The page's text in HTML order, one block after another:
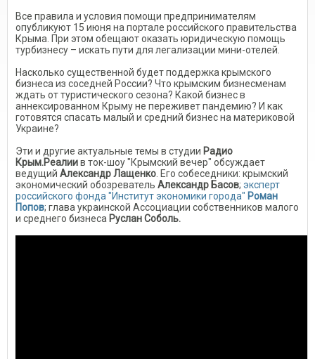
Все правила и условия помощи предпринимателям
опубликуют 15 июня на портале российского правительства
Крыма. При этом обещают оказать юридическую помощь
турбизнесу – искать пути для легализации мини-отелей.
Насколько существенной будет поддержка крымского
бизнеса из соседней России? Что крымским бизнесменам
ждать от туристического сезона? Какой бизнес в
аннексированном Крыму не переживет пандемию? И как
готовятся спасать малый и средний бизнес на материковой
Украине?
Эти и другие актуальные темы в студии Радио
Крым.Реалиив ток-шоу "Крымский вечер" обсуждает
ведущий Александр Лащенко . Его собеседники: крымский
экономический обозреватель Александр Басов; эксперт
российского фонда "Институт экономики города" Роман
Попов; глава украинской Ассоциации собственников малого
и среднего бизнеса Руслан Соболь.